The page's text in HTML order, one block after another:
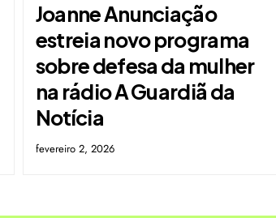
Joanne Anunciação
estreia novo programa
sobre defesa da mulher
na rádio A Guardiã da
Notícia
fevereiro 2, 2026